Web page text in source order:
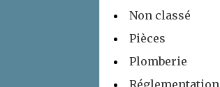
Non classé
Pièces
Plomberie
Réglementation